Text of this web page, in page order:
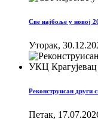
Све најбоље у новој
Уторак,
Реконструисан други
Петак,